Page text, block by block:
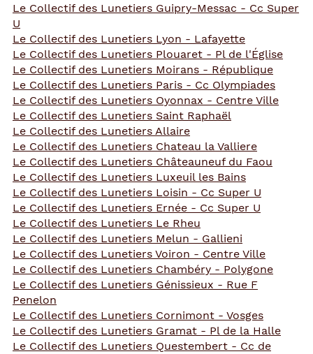
Le Collectif des Lunetiers Guipry-Messac - Cc Super
U
Le Collectif des Lunetiers Lyon - Lafayette
Le Collectif des Lunetiers Plouaret - Pl de l'Église
Le Collectif des Lunetiers Moirans - République
Le Collectif des Lunetiers Paris - Cc Olympiades
Le Collectif des Lunetiers Oyonnax - Centre Ville
Le Collectif des Lunetiers Saint Raphaël
Le Collectif des Lunetiers Allaire
Le Collectif des Lunetiers Chateau la Valliere
Le Collectif des Lunetiers Châteauneuf du Faou
Le Collectif des Lunetiers Luxeuil les Bains
Le Collectif des Lunetiers Loisin - Cc Super U
Le Collectif des Lunetiers Ernée - Cc Super U
Le Collectif des Lunetiers Le Rheu
Le Collectif des Lunetiers Melun - Gallieni
Le Collectif des Lunetiers Voiron - Centre Ville
Le Collectif des Lunetiers Chambéry - Polygone
Le Collectif des Lunetiers Génissieux - Rue F
Penelon
Le Collectif des Lunetiers Cornimont - Vosges
Le Collectif des Lunetiers Gramat - Pl de la Halle
Le Collectif des Lunetiers Questembert - Cc de